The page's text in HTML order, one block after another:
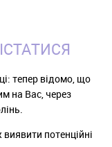
тепер відомо, що
на Вас, через
потенційні